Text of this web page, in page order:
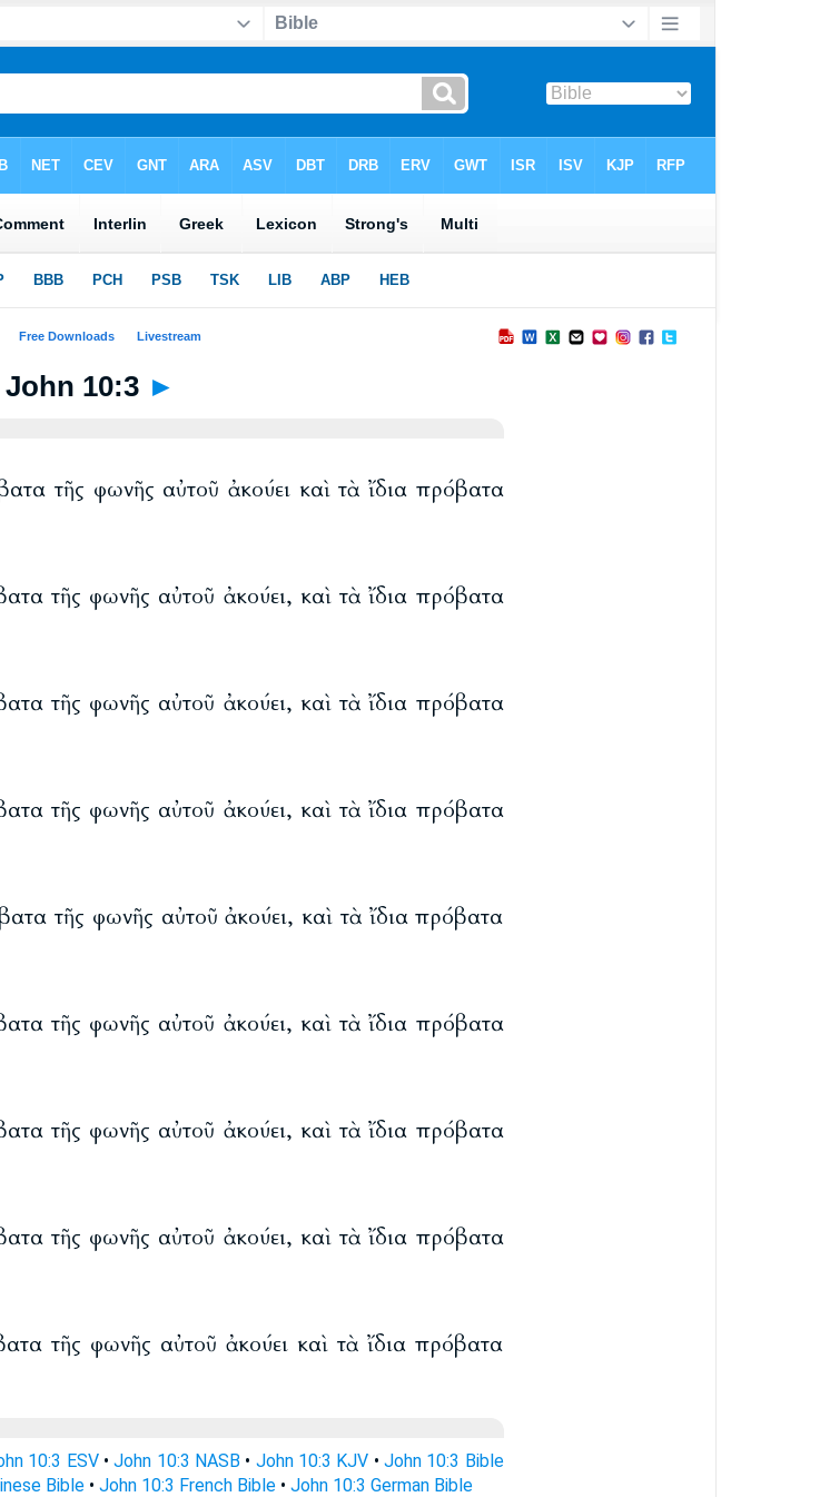
John 10:3 ►
τῆς φωνῆς αὐτοῦ ἀκούει καὶ τὰ ἴδια πρόβατα
τῆς φωνῆς αὐτοῦ ἀκούει, καὶ τὰ ἴδια πρόβατα
τῆς φωνῆς αὐτοῦ ἀκούει, καὶ τὰ ἴδια πρόβατα
τῆς φωνῆς αὐτοῦ ἀκούει, καὶ τὰ ἴδια πρόβατα
τῆς φωνῆς αὐτοῦ ἀκούει, καὶ τὰ ἴδια πρόβατα
τῆς φωνῆς αὐτοῦ ἀκούει, καὶ τὰ ἴδια πρόβατα
τῆς φωνῆς αὐτοῦ ἀκούει, καὶ τὰ ἴδια πρόβατα
τῆς φωνῆς αὐτοῦ ἀκούει, καὶ τὰ ἴδια πρόβατα
τῆς φωνῆς αὐτοῦ ἀκούει καὶ τὰ ἴδια πρόβατα
10:3 ESV•John 10:3 NASB • John 10:3 KJV • John 10:3 Bible
Bible• John 10:3 French Bible• John 10:3 German Bible